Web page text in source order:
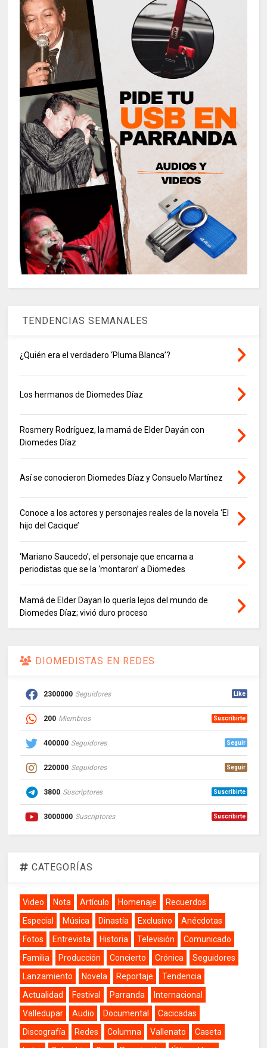
TENDENCIAS SEMANALES
¿Quién era el verdadero ‘Pluma Blanca’?
Los hermanos de Diomedes Díaz
Rosmery Rodríguez, la mamá de Elder Dayán con
Diomedes Díaz
Así se conocieron Diomedes Díaz y Consuelo Martínez
Conoce a los actores y personajes reales de la novela ‘El
hijo del Cacique’
‘Mariano Saucedo’, el personaje que encarna a
periodistas que se la ‘montaron’ a Diomedes
Mamá de Elder Dayan lo quería lejos del mundo de
Diomedes Díaz; vivió duro proceso
DIOMEDISTAS EN REDES
2300000 Seguidores Like
200 Miembros Suscribirte
400000 Seguidores Seguir
220000 Seguidores Seguir
3800 Suscriptores Suscribirte
3000000 Suscriptores Suscribirte
CATEGORÍAS
Video Nota Artículo Homenaje
Recuerdos
Especial
Música Dinastía Exclusivo
Anécdotas
Fotos
Entrevista Historia Televisión
Comunicado
Familia
Producción Concierto Crónica
Seguidores
Lanzamiento
Novela Reportaje
Tendencia
Actualidad
Festival Parranda
Internacional
Valledupar
Audio Documental
Cacicadas
Discografía
Redes Columna Vallenato
Caseta